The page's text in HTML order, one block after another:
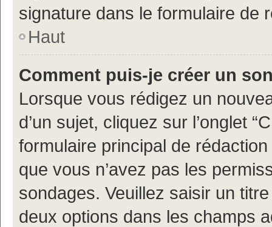
signature dans le formulaire de
Haut
Comment puis-je créer un
Lorsque vous rédigez un
d’un sujet, cliquez sur l’onglet
formulaire principal de
que vous n’avez pas les
sondages. Veuillez saisir un
deux options dans les champs